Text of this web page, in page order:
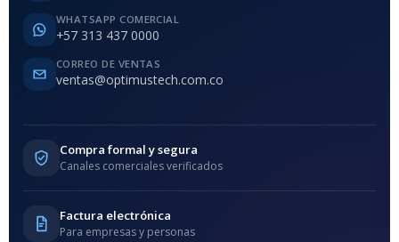
WHATSAPP COMERCIAL
+57 313 437 0000
CORREO DE VENTAS
ventas@optimustech.com.co
Compra formal y segura
Canales comerciales verificados
Factura electrónica
Para empresas y personas